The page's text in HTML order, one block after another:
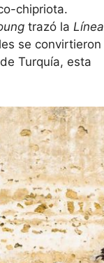
chipriota.
trazó la Línea
se convirtieron
Turquía, esta